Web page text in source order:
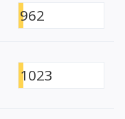
962
1023